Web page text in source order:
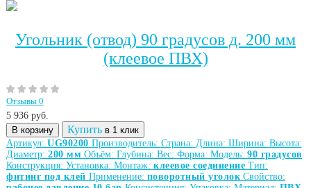
Угольник (отвод) 90 градусов д. 200 мм
(клеевое ПВХ)
Отзывы 0
5 936 руб.
В корзину
Купить в 1 клик
Артикул: UG90200 Производитель: Страна: Длина: Ширина: Высота:
Диаметр: 200 мм Объём: Глубина: Вес: Форма: Модель: 90 градусов
Конструкция: Установка: Монтаж: клеевое соединение Тип:
фитинг под клей Применение: поворотный уголок Свойство: